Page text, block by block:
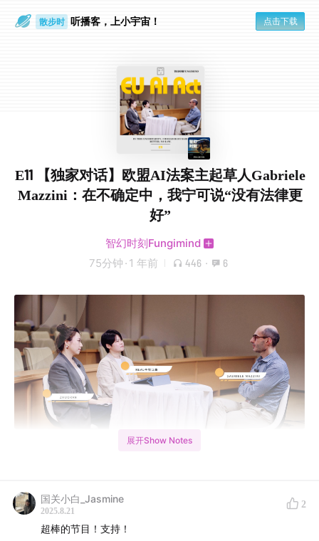
散步时 听播客，上小宇宙！ 点击下载
E11 【独家对话】欧盟AI法案主起草人Gabriele
Mazzini：在不确定中，我宁可说“没有法律更
好”
智幻时刻Fungimind
75分钟 · 1 年前 446 · 6
在世界人工智能大会WAIC的最后一晚，全球第一部人工
智能法案——欧盟AI Act的架构师、起草人Gabriele
Mazzini做客了我们的节目。就在这场对话进行的两天
展开Show Notes
国关小白_Jasmine
2025.8.21
2
超棒的节目！支持！